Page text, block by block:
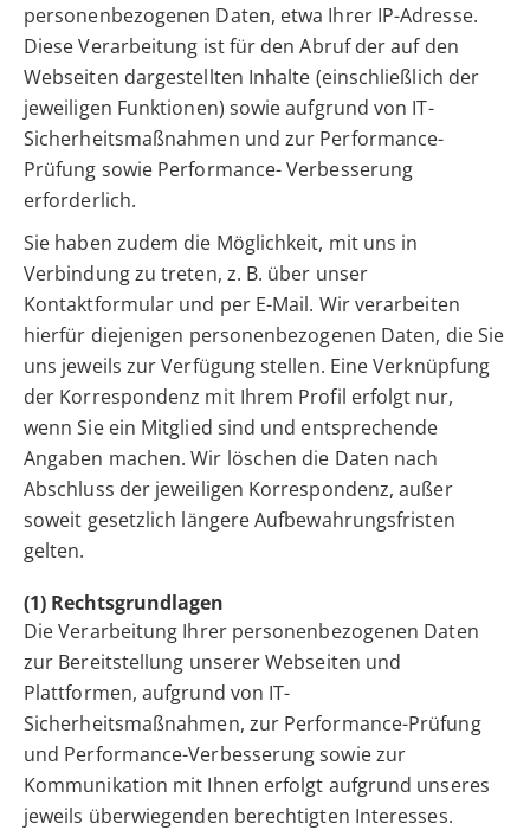
personenbezogenen Daten, etwa Ihrer IP-Adresse.
Diese Verarbeitung ist für den Abruf der auf den
Webseiten dargestellten Inhalte (einschließlich der
jeweiligen Funktionen) sowie aufgrund von IT-
Sicherheitsmaßnahmen und zur Performance-
Prüfung sowie Performance- Verbesserung
erforderlich.
Sie haben zudem die Möglichkeit, mit uns in
Verbindung zu treten, z. B. über unser
Kontaktformular und per E-Mail. Wir verarbeiten
hierfür diejenigen personenbezogenen Daten, die Sie
uns jeweils zur Verfügung stellen. Eine Verknüpfung
der Korrespondenz mit Ihrem Profil erfolgt nur,
wenn Sie ein Mitglied sind und entsprechende
Angaben machen. Wir löschen die Daten nach
Abschluss der jeweiligen Korrespondenz, außer
soweit gesetzlich längere Aufbewahrungsfristen
gelten.
(1) Rechtsgrundlagen
Die Verarbeitung Ihrer personenbezogenen Daten
zur Bereitstellung unserer Webseiten und
Plattformen, aufgrund von IT-
Sicherheitsmaßnahmen, zur Performance-Prüfung
und Performance-Verbesserung sowie zur
Kommunikation mit Ihnen erfolgt aufgrund unseres
jeweils überwiegenden berechtigten Interesses.